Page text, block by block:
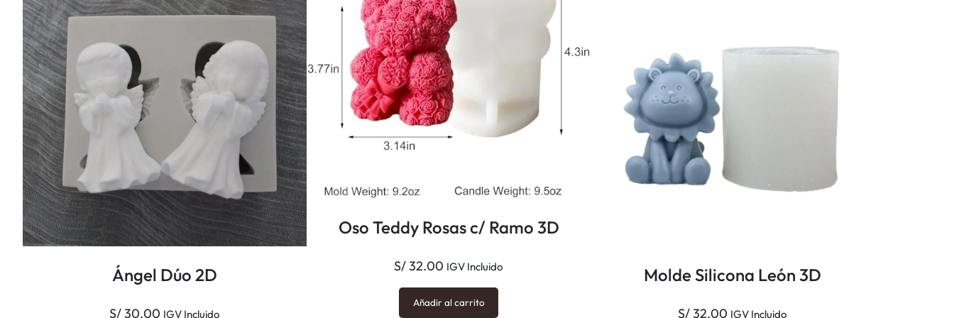
A
N
I
M
A
D
3
c
n
Ángel Dúo 2D
S/30.00 IGV Incluido
Oso Teddy Rosas c/ Ramo 3D
S/32.00 IGV Incluido
Añadir al carrito
Molde Silicona León 3D
S/32.00 IGV Incluido